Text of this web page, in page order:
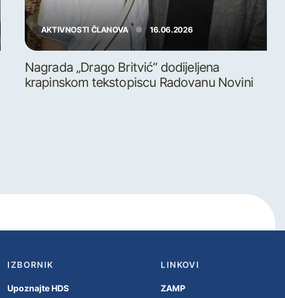
AKTIVNOSTI ČLANOVA 16.06.2026
Nagrada „Drago Britvić“ dodijeljena
krapinskom tekstopiscu Radovanu Novini
IZBORNIK
Upoznajte HDS
LINKOVI
ZAMP